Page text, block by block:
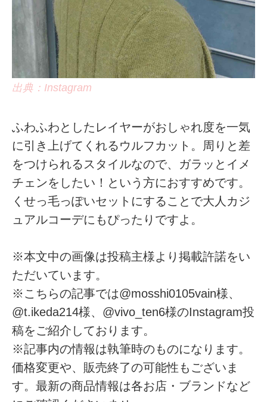
出典：Instagram
ふわふわとしたレイヤーがおしゃれ度を一気
に引き上げてくれるウルフカット。周りと差
をつけられるスタイルなので、ガラッとイメ
チェンをしたい！という方におすすめです。
くせっ毛っぽいセットにすることで大人カジ
ュアルコーデにもぴったりですよ。
※本文中の画像は投稿主様より掲載許諾をい
ただいています。
※こちらの記事では@mosshi0105vain様、
@t.ikeda214様、@vivo_ten6様のInstagram投
稿をご紹介しております。
※記事内の情報は執筆時のものになります。
価格変更や、販売終了の可能性もございま
す。最新の商品情報は各お店・ブランドなど